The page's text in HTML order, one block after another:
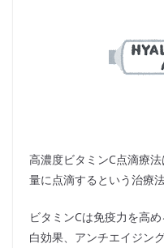
高濃度ビタミンC点滴療
量に点滴するという治療法
ビタミンCは免疫力を高
白効果、アンチエイジン